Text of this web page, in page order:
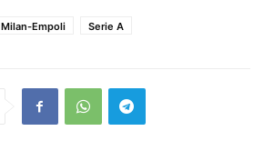
Milan-Empoli Serie A